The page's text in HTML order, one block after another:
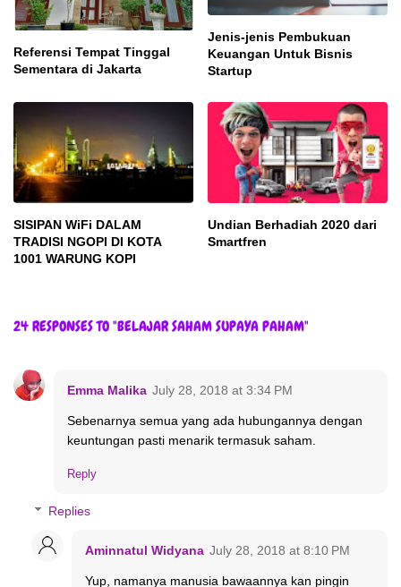
Referensi Tempat Tinggal
Sementara di Jakarta
Jenis-jenis Pembukuan
Keuangan Untuk Bisnis
Startup
SISIPAN WiFi DALAM
TRADISI NGOPI DI KOTA
1001 WARUNG KOPI
Undian Berhadiah 2020 dari
Smartfren
24 RESPONSES TO "BELAJAR SAHAM SUPAYA PAHAM"
Emma Malika July 28, 2018 at 3:34 PM
Sebenarnya semua yang ada hubungannya dengan
keuntungan pasti menarik termasuk saham.
Reply
Replies
Aminnatul Widyana July 28, 2018 at 8:10 PM
Yup, namanya manusia bawaannya kan pingin